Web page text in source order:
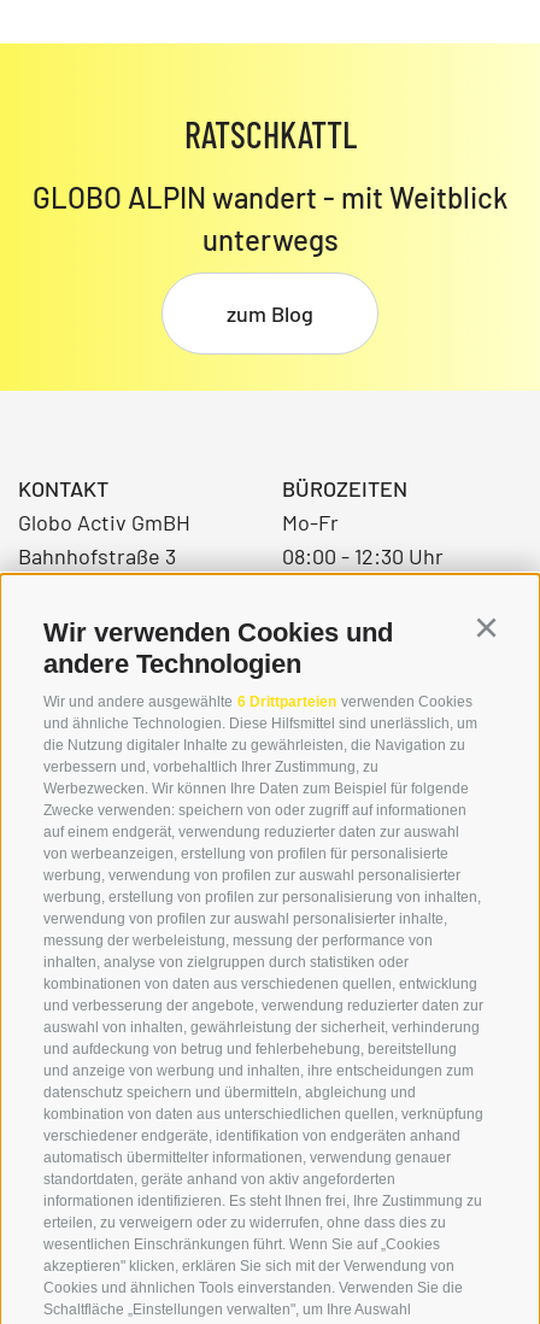
Wir verwenden Cookies und
andere Technologien
Wir und andere ausgewählte 6 Drittparteien verwenden Cookies
und ähnliche Technologien. Diese Hilfsmittel sind unerlässlich, um
die Nutzung digitaler Inhalte zu gewährleisten, die Navigation zu
verbessern und, vorbehaltlich Ihrer Zustimmung, zu
Werbezwecken. Wir können Ihre Daten zum Beispiel für folgende
Zwecke verwenden: speichern von oder zugriff auf informationen
auf einem endgerät, verwendung reduzierter daten zur auswahl
von werbeanzeigen, erstellung von profilen für personalisierte
werbung, verwendung von profilen zur auswahl personalisierter
werbung, erstellung von profilen zur personalisierung von inhalten,
verwendung von profilen zur auswahl personalisierter inhalte,
messung der werbeleistung, messung der performance von
inhalten, analyse von zielgruppen durch statistiken oder
kombinationen von daten aus verschiedenen quellen, entwicklung
und verbesserung der angebote, verwendung reduzierter daten zur
auswahl von inhalten, gewährleistung der sicherheit, verhinderung
und aufdeckung von betrug und fehlerbehebung, bereitstellung
und anzeige von werbung und inhalten, ihre entscheidungen zum
datenschutz speichern und übermitteln, abgleichung und
kombination von daten aus unterschiedlichen quellen, verknüpfung
verschiedener endgeräte, identifikation von endgeräten anhand
automatisch übermittelter informationen, verwendung genauer
standortdaten, geräte anhand von aktiv angeforderten
informationen identifizieren. Es steht Ihnen frei, Ihre Zustimmung zu
erteilen, zu verweigern oder zu widerrufen, ohne dass dies zu
wesentlichen Einschränkungen führt. Wenn Sie auf „Cookies
akzeptieren" klicken, erklären Sie sich mit der Verwendung von
Cookies und ähnlichen Tools einverstanden. Verwenden Sie die
Schaltfläche „Einstellungen verwalten", um Ihre Auswahl
RATSCHKATTL
GLOBO ALPIN wandert - mit Weitblick
unterwegs
zum Blog
KONTAKT
Globo Activ GmBH
Bahnhofstraße 3
info@globoalpin.com
BÜROZEITEN
Mo-Fr
08:00 - 12:30 Uhr
SERVICE
Kontakt
Wetter & Lawinen
FAQ & AGB
Schwierigkeitseinteilung
Reisetaschen & Dry Bag
Newsletter
Leihausrüstung
Login
Bezahlung
Partner
Pauschalreiserichtlinie
ON TOUR
Wir
Winterprogramm
Sommerprogramm